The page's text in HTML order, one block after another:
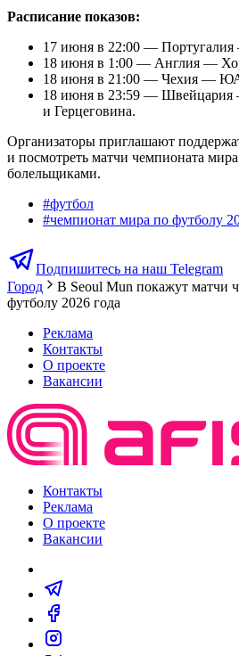
Расписание показов:
17 июня в 22:00 —
18 июня в 1:00 — Англия —
18 июня в 21:00 — Чехия —
18 июня в 23:59 — Швейцария
и Герцеговина.
Организаторы приглашают
и посмотреть матчи чемпионата
болельщиками.
#футбол
#чемпионат мира по футболу
Подпишитесь на наш Telegram
Город
В Seoul Mun покажут матчи
футболу 2026 года
Реклама
Контакты
О проекте
Вакансии
Контакты
Реклама
О проекте
Вакансии